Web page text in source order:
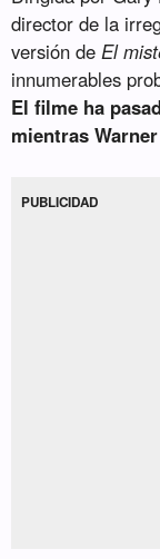
director de la
versión deEl
innumerables
El filme ha
mientras
PUBLICIDAD